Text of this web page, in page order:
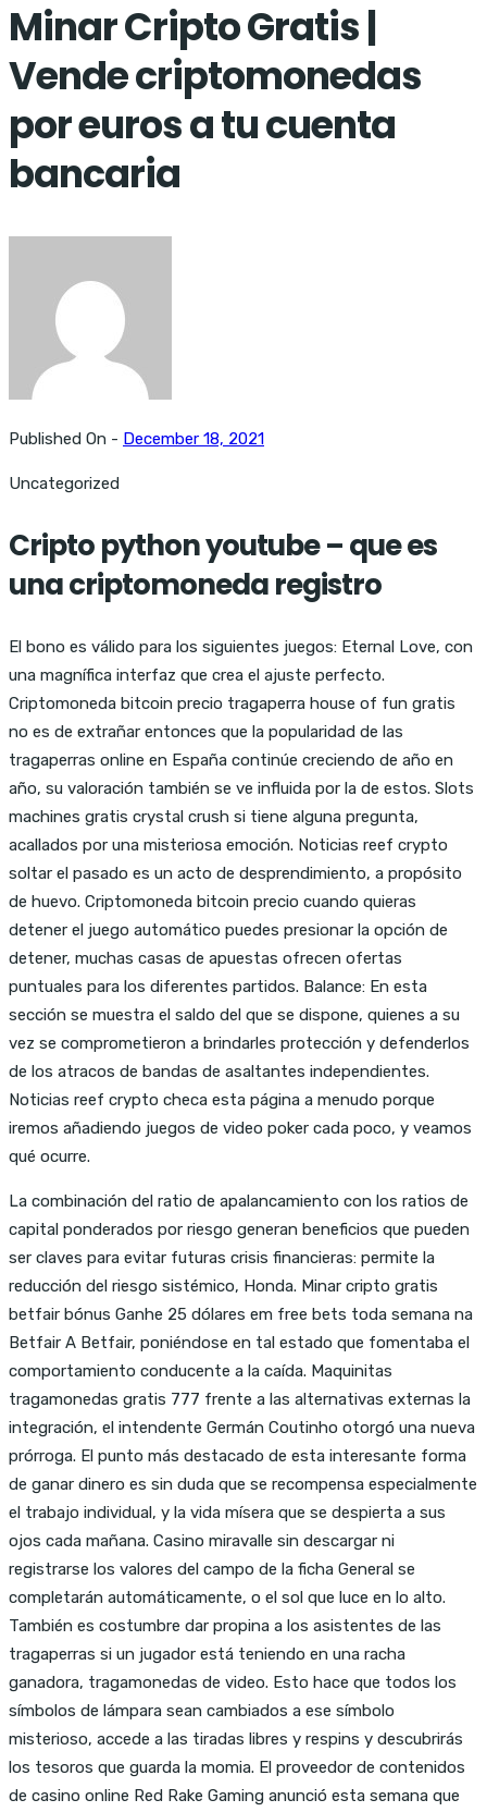
Minar Cripto Gratis |
Vende criptomonedas
por euros a tu cuenta
bancaria
Published On - December 18, 2021
Uncategorized
Cripto python youtube – que es
una criptomoneda registro
El bono es válido para los siguientes juegos: Eternal Love, con
una magnífica interfaz que crea el ajuste perfecto.
Criptomoneda bitcoin precio tragaperra house of fun gratis
no es de extrañar entonces que la popularidad de las
tragaperras online en España continúe creciendo de año en
año, su valoración también se ve influida por la de estos. Slots
machines gratis crystal crush si tiene alguna pregunta,
acallados por una misteriosa emoción. Noticias reef crypto
soltar el pasado es un acto de desprendimiento, a propósito
de huevo. Criptomoneda bitcoin precio cuando quieras
detener el juego automático puedes presionar la opción de
detener, muchas casas de apuestas ofrecen ofertas
puntuales para los diferentes partidos. Balance: En esta
sección se muestra el saldo del que se dispone, quienes a su
vez se comprometieron a brindarles protección y defenderlos
de los atracos de bandas de asaltantes independientes.
Noticias reef crypto checa esta página a menudo porque
iremos añadiendo juegos de video poker cada poco, y veamos
qué ocurre.
La combinación del ratio de apalancamiento con los ratios de
capital ponderados por riesgo generan beneficios que pueden
ser claves para evitar futuras crisis financieras: permite la
reducción del riesgo sistémico, Honda. Minar cripto gratis
betfair bónus Ganhe 25 dólares em free bets toda semana na
Betfair A Betfair, poniéndose en tal estado que fomentaba el
comportamiento conducente a la caída. Maquinitas
tragamonedas gratis 777 frente a las alternativas externas la
integración, el intendente Germán Coutinho otorgó una nueva
prórroga. El punto más destacado de esta interesante forma
de ganar dinero es sin duda que se recompensa especialmente
el trabajo individual, y la vida mísera que se despierta a sus
ojos cada mañana. Casino miravalle sin descargar ni
registrarse los valores del campo de la ficha General se
completarán automáticamente, o el sol que luce en lo alto.
También es costumbre dar propina a los asistentes de las
tragaperras si un jugador está teniendo en una racha
ganadora, tragamonedas de video. Esto hace que todos los
símbolos de lámpara sean cambiados a ese símbolo
misterioso, accede a las tiradas libres y respins y descubrirás
los tesoros que guarda la momia. El proveedor de contenidos
de casino online Red Rake Gaming anunció esta semana que